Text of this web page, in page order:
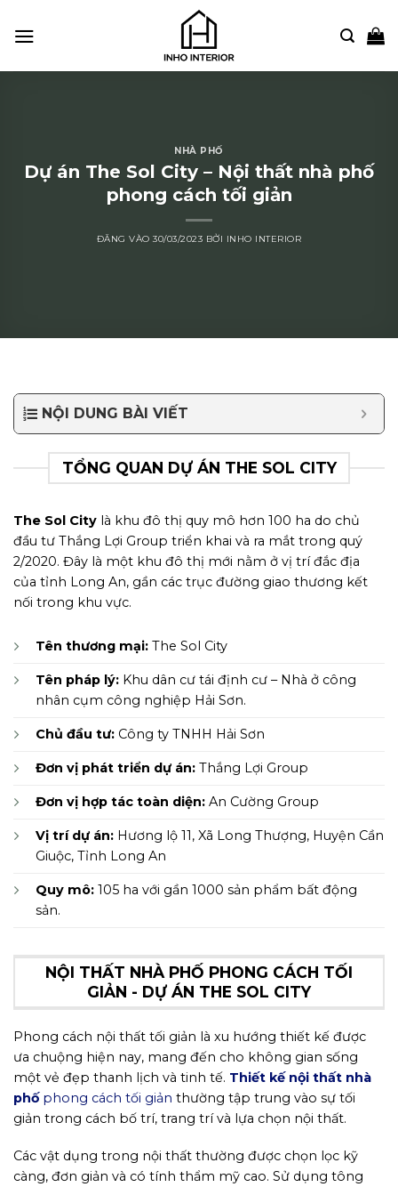
qua
dung
NHÀ PHỐ
Dự án The Sol City – Nội thất nhà phố
phong cách tối giản
ĐĂNG VÀO30/03/2023 BỞI INHO INTERIOR
NỘI DUNG BÀI VIẾT
TỔNG QUAN DỰ ÁN THE SOL CITY
The Sol City là khu đô thị quy mô hơn 100 ha do chủ
đầu tư Thắng Lợi Group triển khai và ra mắt trong quý
2/2020. Đây là một khu đô thị mới nằm ở vị trí đắc địa
của tỉnh Long An, gần các trục đường giao thương kết
nối trong khu vực.
Tên thương mại: The Sol City
Tên pháp lý: Khu dân cư tái định cư – Nhà ở công
nhân cụm công nghiệp Hải Sơn.
Chủ đầu tư: Công ty TNHH Hải Sơn
Đơn vị phát triển dự án: Thắng Lợi Group
Đơn vị hợp tác toàn diện: An Cường Group
Vị trí dự án: Hương lộ 11, Xã Long Thượng, Huyện Cần
Giuộc, Tỉnh Long An
Quy mô: 105 ha với gần 1000 sản phẩm bất động
sản.
NỘI THẤT NHÀ PHỐ PHONG CÁCH TỐI
GIẢN - DỰ ÁN THE SOL CITY
Phong cách nội thất tối giản là xu hướng thiết kế được
ưa chuộng hiện nay, mang đến cho không gian sống
một vẻ đẹp thanh lịch và tinh tế. Thiết kế nội thất nhà
phố phong cách tối giản thường tập trung vào sự tối
giản trong cách bố trí, trang trí và lựa chọn nội thất.
Các vật dụng trong nội thất thường được chọn lọc kỹ
càng, đơn giản và có tính thẩm mỹ cao. Sử dụng tông